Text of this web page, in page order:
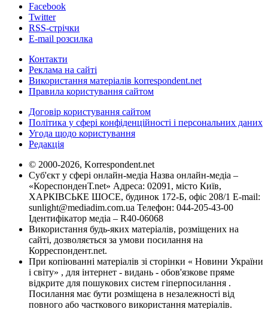
Facebook
Twitter
RSS-стрічки
E-mail розсилка
Контакти
Реклама на сайті
Використання матеріалів korrespondent.net
Правила користування сайтом
Договір користування сайтом
Політика у сфері конфіденційності і персональних даних
Угода щодо користування
Редакція
© 2000-2026, Korrespondent.net
Суб'єкт у сфері онлайн-медіа Назва онлайн-медіа –
«КореспонденТ.net» Адреса: 02091, місто Київ,
ХАРКІВСЬКЕ ШОСЕ, будинок 172-Б, офіс 208/1 E-mail:
sunlight@mediadim.com.ua Телефон: 044-205-43-00
Ідентифікатор медіа – R40-06068
Використання будь-яких матеріалів, розміщених на
сайті, дозволяється за умови посилання на
Корреспондент.net.
При копіюванні матеріалів зі сторінки « Новини України
і світу» , для інтернет - видань - обов'язкове пряме
відкрите для пошукових систем гіперпосилання .
Посилання має бути розміщена в незалежності від
повного або часткового використання матеріалів.